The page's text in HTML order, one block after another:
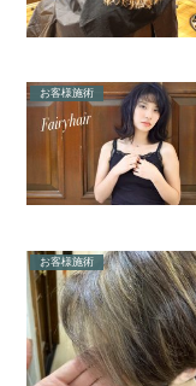
お客様施術
お客様施術